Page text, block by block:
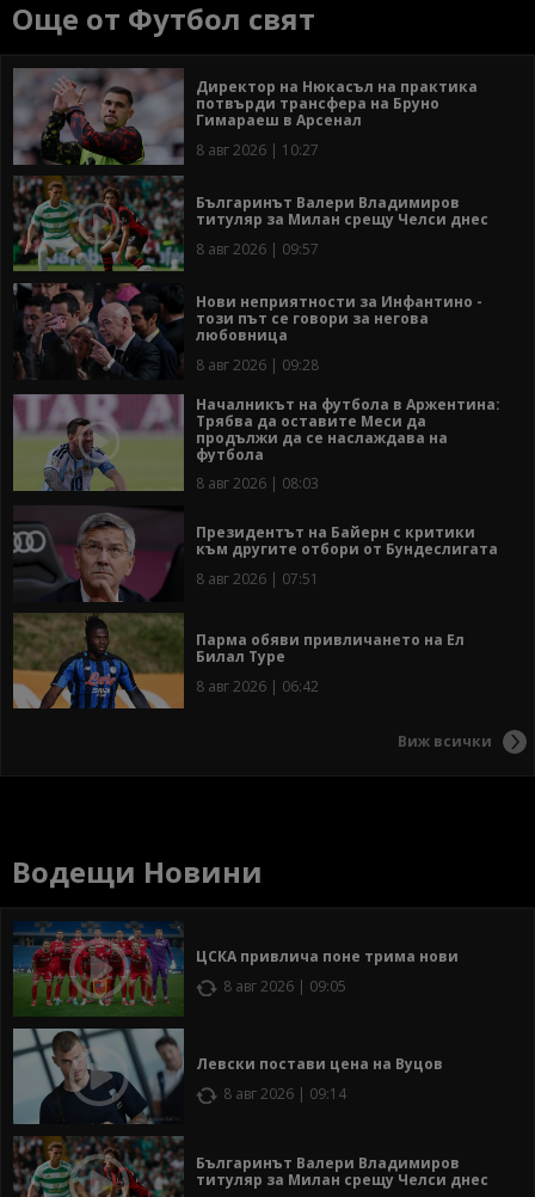
Още от Футбол свят
Директор на Нюкасъл на практика
потвърди трансфера на Бруно
Гимараеш в Арсенал
8 авг 2026 | 10:27
Българинът Валери Владимиров
титуляр за Милан срещу Челси днес
8 авг 2026 | 09:57
Нови неприятности за Инфантино -
този път се говори за негова
любовница
8 авг 2026 | 09:28
Началникът на футбола в Аржентина:
Трябва да оставите Меси да
продължи да се наслаждава на
футбола
8 авг 2026 | 08:03
Президентът на Байерн с критики
към другите отбори от Бундеслигата
8 авг 2026 | 07:51
Парма обяви привличането на Ел
Билал Туре
8 авг 2026 | 06:42
Виж всички
Водещи Новини
ЦСКА привлича поне трима нови
8 авг 2026 | 09:05
Левски постави цена на Вуцов
8 авг 2026 | 09:14
Българинът Валери Владимиров
титуляр за Милан срещу Челси днес